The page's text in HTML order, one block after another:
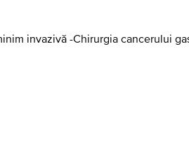
invazivă -Chirurgia cancerului